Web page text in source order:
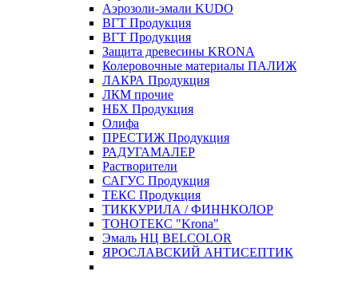
Аэрозоли-эмали KUDO
ВГТ Продукция
ВГТ Продукция
Защита древесины KRONA
Колеровочные материалы ПАЛИЖ
ЛАКРА Продукция
ЛКМ прочие
НБХ Продукция
Олифа
ПРЕСТИЖ Продукция
РАДУГАМАЛЕР
Растворители
САГУС Продукция
ТЕКС Продукция
ТИККУРИЛА / ФИННКОЛОР
ТОНОТЕКС "Krona"
Эмаль НЦ BELCOLOR
ЯРОСЛАВСКИЙ АНТИСЕПТИК